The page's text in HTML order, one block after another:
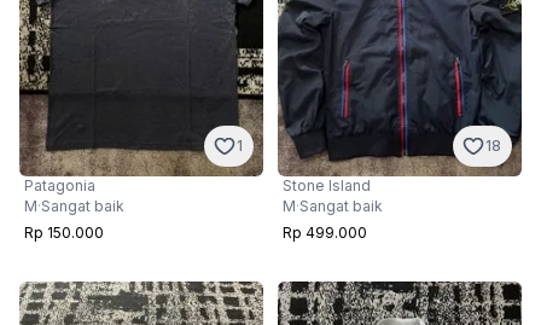
1
Patagonia
M·Sangat baik
Rp 150.000
18
Stone Island
M·Sangat baik
Rp 499.000